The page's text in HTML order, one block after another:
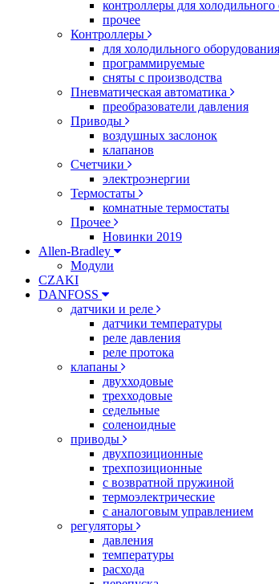
контроллеры для холодильного
прочее
Контроллеры
для холодильного оборудования
программируемые
сняты с производства
Пневматическая автоматика
преобразователи давления
Приводы
воздушных заслонок
клапанов
Счетчики
электроэнергии
Термостаты
комнатные термостаты
Прочее
Новинки 2019
Allen-Bradley
Модули
CZAKI
DANFOSS
датчики и реле
датчики температуры
реле давления
реле протока
клапаны
двухходовые
трехходовые
седельные
соленоидные
приводы
двухпозиционные
трехпозиционные
с возвратной пружиной
термоэлектрические
с аналоговым управлением
регуляторы
давления
температуры
расхода